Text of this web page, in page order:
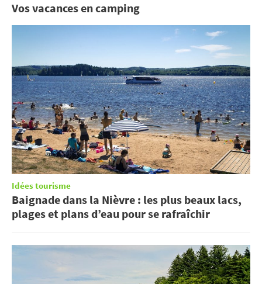
Vos vacances en camping
Idées tourisme
Baignade dans la Nièvre : les plus beaux lacs,
plages et plans d’eau pour se rafraîchir